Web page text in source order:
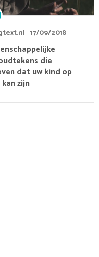
17/09/2018
die
dat uw kind op
zijn